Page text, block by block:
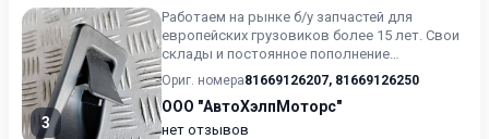
3
Работаем на рынке б/у запчастей для
европейских грузовиков более 15 лет. Свои
склады и постоянное пополнение
ассортимента запчастей. Широкий...
Ориг. номера81669126207, 81669126250
ООО "АвтоХэлпМоторс"
нет отзывов